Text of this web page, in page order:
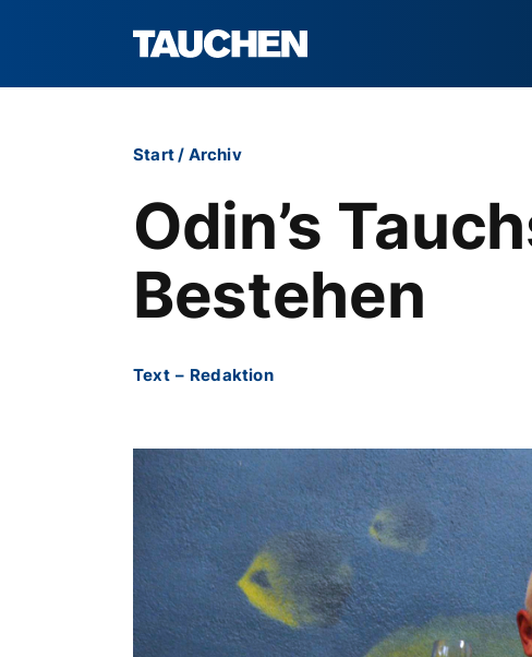
Start/ Archiv
Odin’s
Bestehen
Text – Redaktion